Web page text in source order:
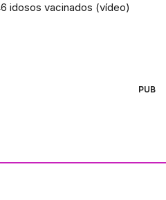
idosos vacinados (vídeo)
PUB